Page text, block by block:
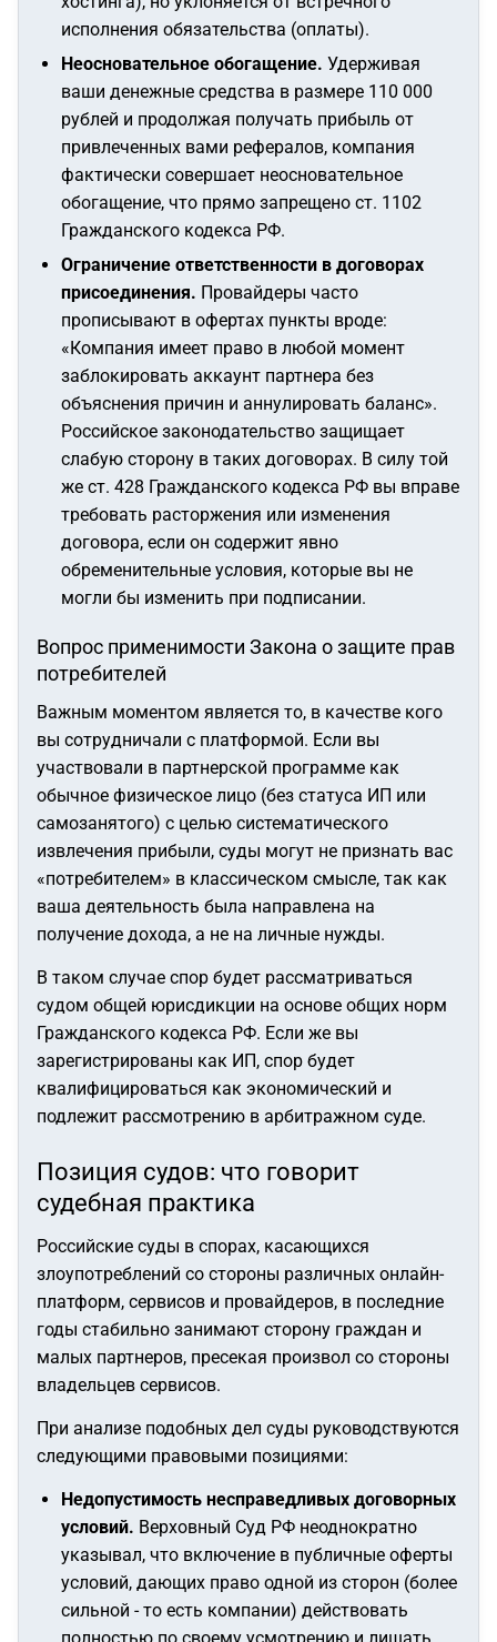
исполнения обязательства (оплаты).
Неосновательное обогащение. Удерживая
ваши денежные средства в размере 110 000
рублей и продолжая получать прибыль от
привлеченных вами рефералов, компания
фактически совершает неосновательное
обогащение, что прямо запрещено ст. 1102
Гражданского кодекса РФ.
Ограничение ответственности в договорах
присоединения. Провайдеры часто
прописывают в офертах пункты вроде:
«Компания имеет право в любой момент
заблокировать аккаунт партнера без
объяснения причин и аннулировать баланс».
Российское законодательство защищает
слабую сторону в таких договорах. В силу той
же ст. 428 Гражданского кодекса РФ вы вправе
требовать расторжения или изменения
договора, если он содержит явно
обременительные условия, которые вы не
могли бы изменить при подписании.
Вопрос применимости Закона о защите прав
потребителей
Важным моментом является то, в качестве кого
вы сотрудничали с платформой. Если вы
участвовали в партнерской программе как
обычное физическое лицо (без статуса ИП или
самозанятого) с целью систематического
извлечения прибыли, суды могут не признать вас
«потребителем» в классическом смысле, так как
ваша деятельность была направлена на
получение дохода, а не на личные нужды.
В таком случае спор будет рассматриваться
судом общей юрисдикции на основе общих норм
Гражданского кодекса РФ. Если же вы
зарегистрированы как ИП, спор будет
квалифицироваться как экономический и
подлежит рассмотрению в арбитражном суде.
Позиция судов: что говорит
судебная практика
Российские суды в спорах, касающихся
злоупотреблений со стороны различных онлайн-
платформ, сервисов и провайдеров, в последние
годы стабильно занимают сторону граждан и
малых партнеров, пресекая произвол со стороны
владельцев сервисов.
При анализе подобных дел суды руководствуются
следующими правовыми позициями:
Недопустимость несправедливых договорных
условий. Верховный Суд РФ неоднократно
указывал, что включение в публичные оферты
условий, дающих право одной из сторон (более
сильной - то есть компании) действовать